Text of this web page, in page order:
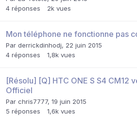
4 réponses 2k vues
Mon téléphone ne fonctionne pas
Par derrickdinhodj, 22 juin 2015
4 réponses 1,8k vues
[Résolu] [Q] HTC ONE S S4 CM12
Officiel
Par chris7777, 19 juin 2015
5 réponses 1,6k vues